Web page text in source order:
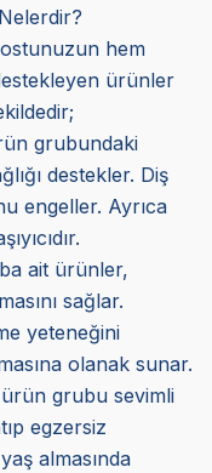
hem
ürünler
grubundaki
destekler. Diş
engeller. Ayrıca
ait ürünler,
sağlar.
yeteneğini
olanak sunar.
grubu sevimli
egzersiz
almasında